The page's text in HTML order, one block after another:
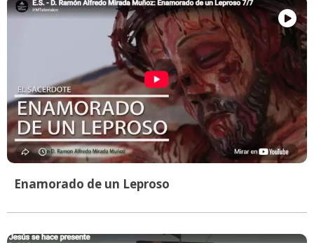
Enamorado de un Leproso